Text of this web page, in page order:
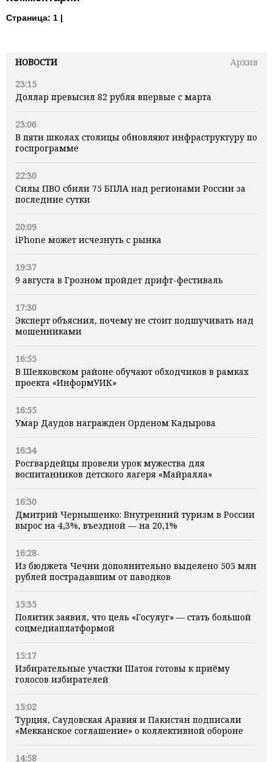
НОВОСТИ
Архив
23:15
Доллар превысил 82 рубля впервые с марта
23:06
В пяти школах столицы обновляют инфраструктуру по
госпрограмме
22:30
Силы ПВО сбили 75 БПЛА над регионами России за
последние сутки
20:09
iPhone может исчезнуть с рынка
19:37
9 августа в Грозном пройдет дрифт-фестиваль
17:30
Эксперт объяснил, почему не стоит подшучивать над
мошенниками
16:55
В Шелковском районе обучают обходчиков в рамках
проекта «ИнформУИК»
16:55
Умар Даудов награжден Орденом Кадырова
16:34
Росгвардейцы провели урок мужества для
воспитанников детского лагеря «Майралла»
16:30
Дмитрий Чернышенко: Внутренний туризм в России
вырос на 4,3%, въездной — на 20,1%
16:28
Из бюджета Чечни дополнительно выделено 505 млн
рублей пострадавшим от паводков
15:35
Политик заявил, что цель «Госулуг» — стать большой
соцмедиаплатформой
15:17
Избирательные участки Шатоя готовы к приёму
голосов избирателей
15:02
Турция, Саудовская Аравия и Пакистан подписали
«Мекканское соглашение» о коллективной обороне
14:58
Страница: 1 |